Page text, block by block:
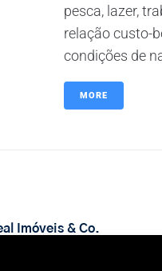
pesca, lazer,
relação custo-
condições de
MORE
Imóveis & Co.